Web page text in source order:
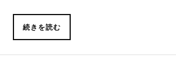
続きを読む